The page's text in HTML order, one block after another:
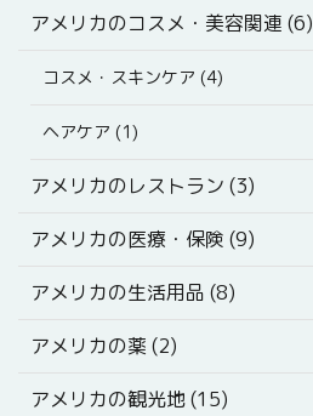
アメリカのコスメ・美容関連 (6)
コスメ・スキンケア (4)
ヘアケア (1)
アメリカのレストラン (3)
アメリカの医療・保険 (9)
アメリカの生活用品 (8)
アメリカの薬 (2)
アメリカの観光地 (15)